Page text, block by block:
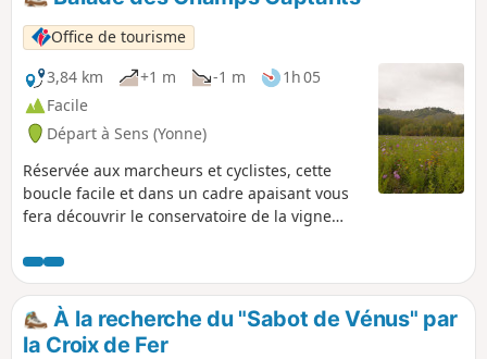
communication et ceux plus intimistes
du Gâtinais, avec des cultures moins
omniprésentes en mélange de bois,
étangs, haies et bocages, sur des sols
lourds d'argile à silex. L'habitat devient
plus rural, les fermes composent la
brique et l'enduit.
Office de tourisme
3,84 km
+1 m -1 m
1h 05
Facile
Départ à Sens (Yonne)
Réservée aux marcheurs et cyclistes, cette
boucle facile et dans un cadre apaisant vous
fera découvrir le conservatoire de la vigne
différents, avant de revenir par les bords de
l'Yonne. Vous retrouverez également un
parcours sportif avec différents agrès, ainsi
qu'un practice de golf.
À la recherche du "Sabot de Vénus" par
la Croix de Fer